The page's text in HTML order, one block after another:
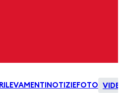
RILEVAMENTI NOTIZIE FOTO